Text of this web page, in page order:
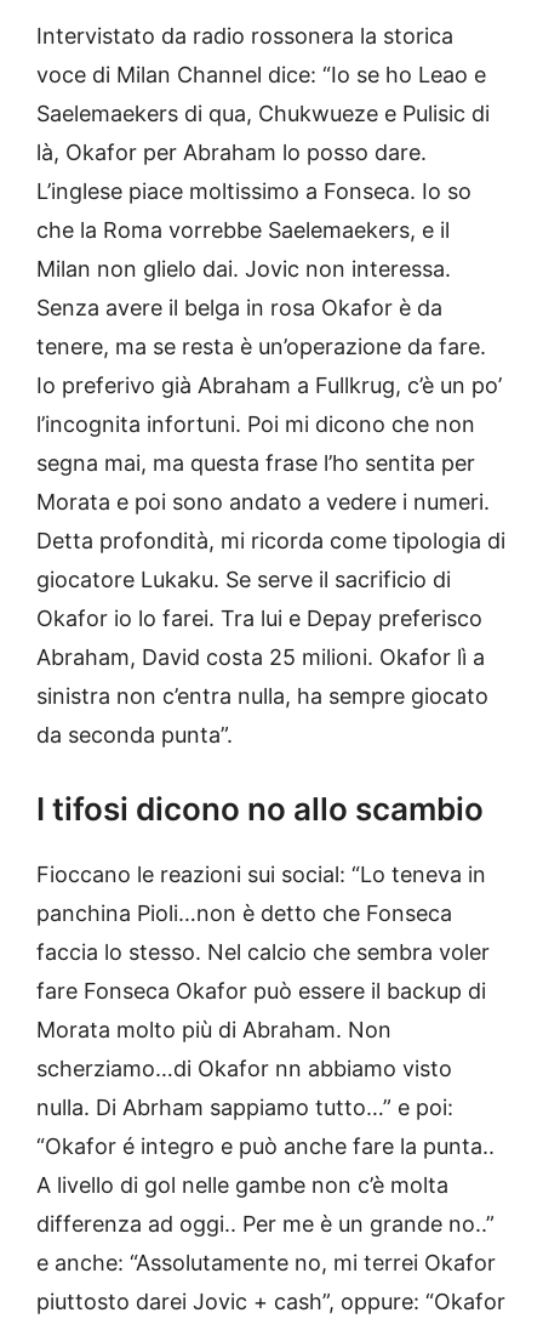
Intervistato da radio rossonera la storica
voce di Milan Channel dice: “Io se ho Leao e
Saelemaekers di qua, Chukwueze e Pulisic di
là, Okafor per Abraham lo posso dare.
L’inglese piace moltissimo a Fonseca. Io so
che la Roma vorrebbe Saelemaekers, e il
Milan non glielo dai. Jovic non interessa.
Senza avere il belga in rosa Okafor è da
tenere, ma se resta è un’operazione da fare.
Io preferivo già Abraham a Fullkrug, c’è un po’
l’incognita infortuni. Poi mi dicono che non
segna mai, ma questa frase l’ho sentita per
Morata e poi sono andato a vedere i numeri.
Detta profondità, mi ricorda come tipologia di
giocatore Lukaku. Se serve il sacrificio di
Okafor io lo farei. Tra lui e Depay preferisco
Abraham, David costa 25 milioni. Okafor lì a
sinistra non c’entra nulla, ha sempre giocato
da seconda punta”.
I tifosi dicono no allo scambio
Fioccano le reazioni sui social: “Lo teneva in
panchina Pioli…non è detto che Fonseca
faccia lo stesso. Nel calcio che sembra voler
fare Fonseca Okafor può essere il backup di
Morata molto più di Abraham. Non
scherziamo…di Okafor nn abbiamo visto
nulla. Di Abrham sappiamo tutto…” e poi:
“Okafor é integro e può anche fare la punta..
A livello di gol nelle gambe non c’è molta
differenza ad oggi.. Per me è un grande no..”
e anche: “Assolutamente no, mi terrei Okafor
piuttosto darei Jovic + cash”, oppure: “Okafor